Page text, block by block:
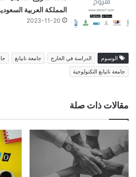
المملكة العربية
2023-11-20
الوسوم الدراسة في الخارج جامعة نانيانغ
جامعة نانيانغ التكنولوجية
مقالات ذات صلة